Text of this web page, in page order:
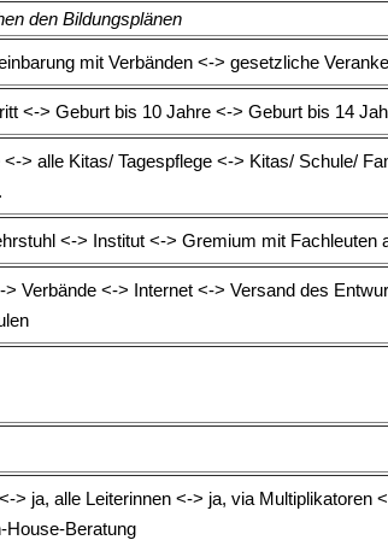
den Bildungsplänen
mit Verbänden <-> gesetzliche
<-> Geburt bis 10 Jahre <-> Geburt bis 14
> alle Kitas/ Tagespflege <-> Kitas/ Schule/
<-> Institut <-> Gremium mit Fachleuten
Verbände <-> Internet <-> Versand des
> ja, alle Leiterinnen <-> ja, via Multiplikatoren
House-Beratung